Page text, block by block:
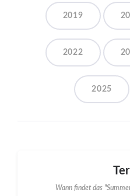
2019
2022
2025
Wann findet das